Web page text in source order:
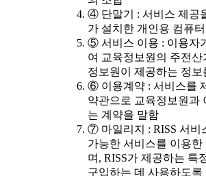
④ 단말기 : 서비스 제공
가 설치한 개인용 컴퓨
⑤ 서비스 이용 : 이용자
여 교육정보원의 주전
정보원이 제공하는 정보
⑥ 이용계약 : 서비스를
약관으로 교육정보원과
는 계약을 말함
⑦ 마일리지 : RISS 서비
가능한 서비스를 이용한
며, RISS가 제공하는 특
구입하는 데 사용하도